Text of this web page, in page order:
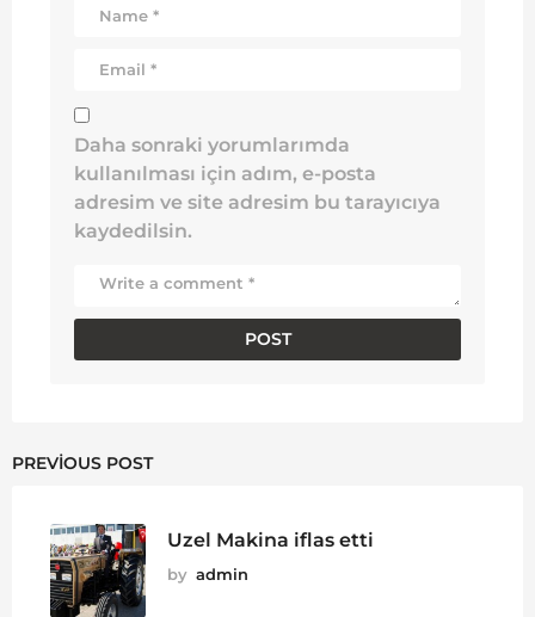
Daha sonraki yorumlarımda
kullanılması için adım, e-posta
adresim ve site adresim bu tarayıcıya
kaydedilsin.
PREVIOUS POST
Uzel Makina iflas etti
by admin